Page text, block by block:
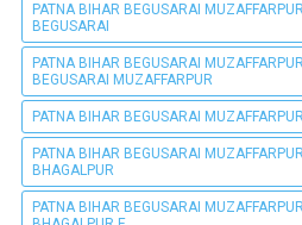
PATNA BIHAR BEGUSARAI
BEGUSARAI
PATNA BIHAR BEGUSARAI
BEGUSARAI MUZAFFARPUR
PATNA BIHAR BEGUSARAI
PATNA BIHAR BEGUSARAI
BHAGALPUR
PATNA BIHAR BEGUSARAI